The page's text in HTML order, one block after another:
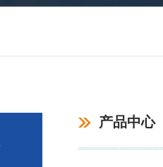
产品中心